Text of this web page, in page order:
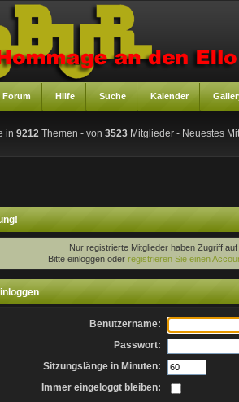
Forum Hilfe Suche Kalender
in 9212 Themen - von 3523 Mitglieder - Neuestes
Nur registrierte Mitglieder haben Zugriff
Bitte einloggen oder registrieren Sie einen
Benutzername:
Passwort:
Sitzungslänge in Minuten:
Immer eingeloggt bleiben: